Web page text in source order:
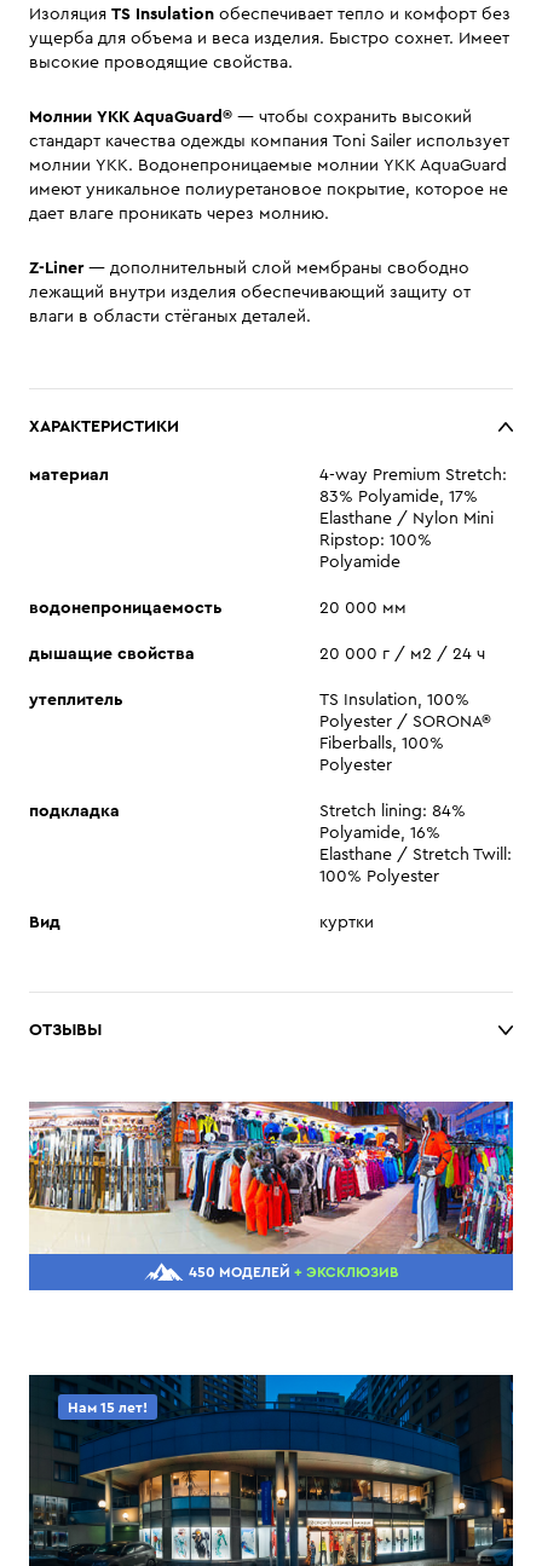
Изоляция TS Insulation обеспечивает тепло и комфорт без
ущерба для объема и веса изделия. Быстро сохнет. Имеет
высокие проводящие свойства.
Молнии YKK AquaGuard® — чтобы сохранить высокий
стандарт качества одежды компания Toni Sailer использует
молнии YKK. Водонепроницаемые молнии YKK AquaGuard
имеют уникальное полиуретановое покрытие, которое не
дает влаге проникать через молнию.
Z-Liner— дополнительный слой мембраны свободно
лежащий внутри изделия обеспечивающий защиту от
влаги в области стёганых деталей.
ХАРАКТЕРИСТИКИ
материал
4-way Premium Stretch:
83% Polyamide, 17%
Elasthane / Nylon Mini
Ripstop: 100%
Polyamide
водонепроницаемость 20 000 мм
дышащие свойства 20 000 г / м2 / 24 ч
утеплитель
TS Insulation, 100%
Polyester / SORONA®
Fiberballs, 100%
Polyester
подкладка
Stretch lining: 84%
Polyamide, 16%
Elasthane / Stretch Twill:
100% Polyester
Вид куртки
ОТЗЫВЫ
450 МОДЕЛЕЙ + ЭКСКЛЮЗИВ
Нам 15 лет!